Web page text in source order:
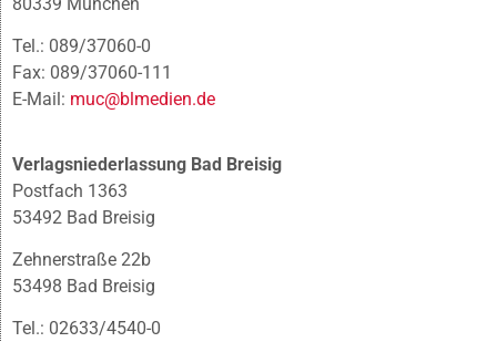
Tel.: 089/37060-0
Fax: 089/37060-111
E-Mail: muc@blmedien.de
Verlagsniederlassung Bad Breisig
Postfach 1363
53492 Bad Breisig
Zehnerstraße 22b
53498 Bad Breisig
Tel.: 02633/4540-0